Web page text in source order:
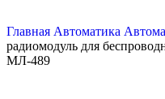
Главная Автоматика
радиомодуль для
МЛ-489